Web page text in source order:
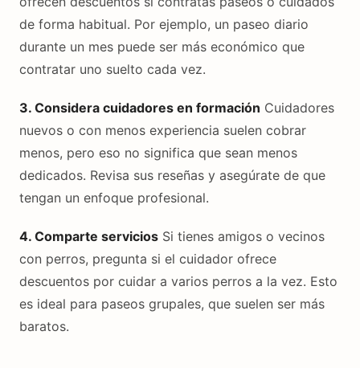
de forma habitual. Por ejemplo, un paseo diario
durante un mes puede ser más económico que
contratar uno suelto cada vez.
3. Considera cuidadores en formación Cuidadores
nuevos o con menos experiencia suelen cobrar
menos, pero eso no significa que sean menos
dedicados. Revisa sus reseñas y asegúrate de que
tengan un enfoque profesional.
4. Comparte servicios Si tienes amigos o vecinos
con perros, pregunta si el cuidador ofrece
descuentos por cuidar a varios perros a la vez. Esto
es ideal para paseos grupales, que suelen ser más
baratos.